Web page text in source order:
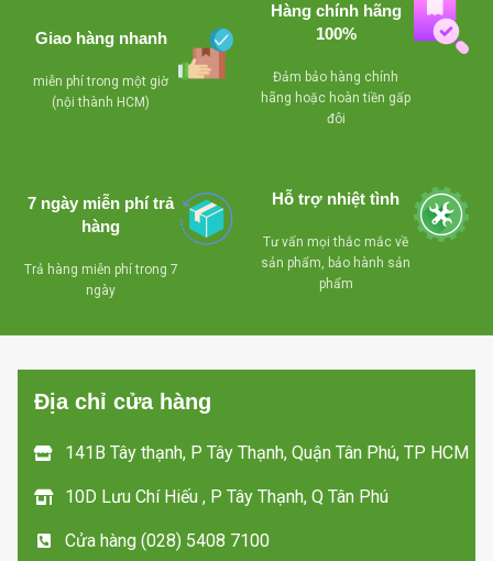
- Lỗ thoát nước
dể dàng vệ sinh
- Có giỏ bên trong
- Khóa an toàn
dể dàng di chuyển mọi
hàng tận nơi trong
TP HCM
- Lỗ thoát nước
- Có giỏ bên trong
tủ , tiện lợi cho việc
- Khóa an toàn
- Bánh xe chịu lực
dể dàng di chuyển mọi
bên trong
Giao hàng nhanh
miễn phí trong một giờ
(nội thành HCM)
Hàng chính hãng
100%
Đảm bảo hàng chính
hãng hoặc hoàn tiền gấp
đôi
7 ngày miễn phí trả
hàng
Trả hàng miễn phí trong 7
ngày
Hỗ trợ nhiệt tình
Tư vấn mọi thắc mắc về
sản phẩm, bảo hành sản
phẩm
Địa chỉ cửa hàng
141B Tây thạnh, P Tây Thạnh, Quận Tân Phú, TP HCM
10D Lưu Chí Hiếu , P Tây Thạnh, Q Tân Phú
Cửa hàng (028) 5408 7100